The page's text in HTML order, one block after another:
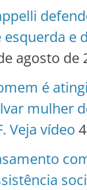
esquerda e
agosto de
é
mulher
Veja vídeo